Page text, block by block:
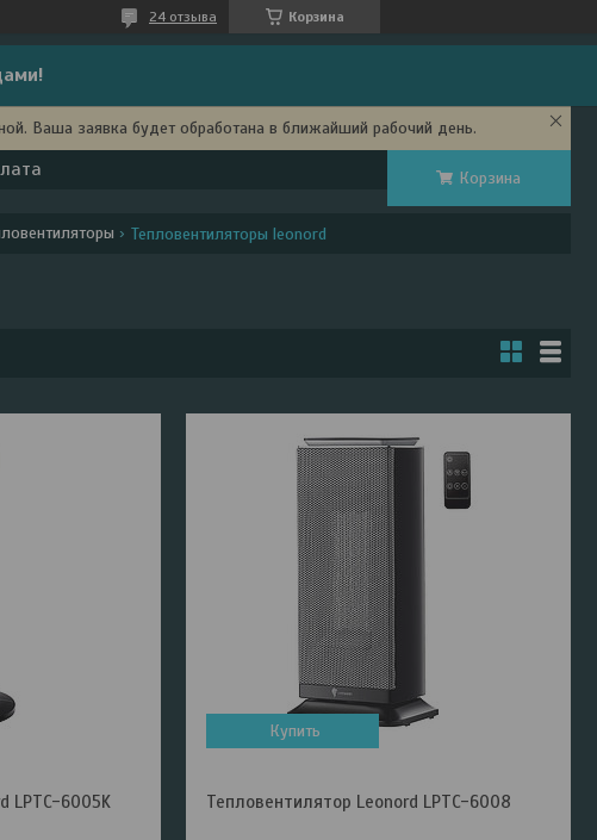
Корзина
24 отзыва
Ваша заявка будет обработана в ближайший рабочий день.
Корзина
Тепловентиляторы leonord
LPTC-6005K
Купить
Тепловентилятор Leonord LPTC-6008